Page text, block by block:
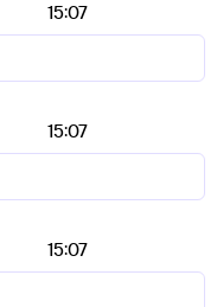
15:07
15:07
15:07